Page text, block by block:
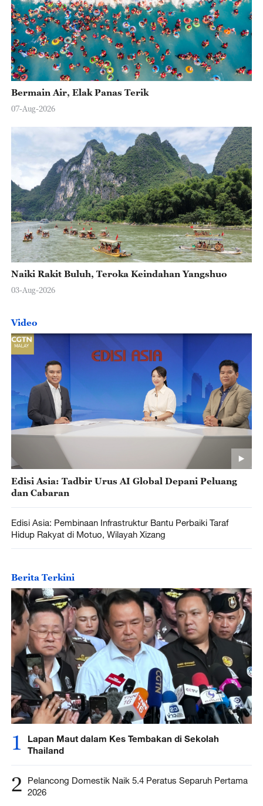
Bermain Air, Elak Panas Terik
07-Aug-2026
Naiki Rakit Buluh, Teroka Keindahan Yangshuo
03-Aug-2026
Video
Edisi Asia: Tadbir Urus AI Global Depani Peluang
dan Cabaran
Edisi Asia: Pembinaan Infrastruktur Bantu Perbaiki Taraf
Hidup Rakyat di Motuo, Wilayah Xizang
Berita Terkini
1
Lapan Maut dalam Kes Tembakan di Sekolah
Thailand
2
Pelancong Domestik Naik 5.4 Peratus Separuh Pertama
2026